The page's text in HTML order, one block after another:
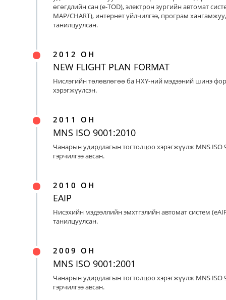
өгөгдлийн сан (e-TOD), электрон зургийн автомат
MAP/CHART), интернет үйлчилгээ, програм
танилцуулсан.
2012 ОН
NEW FLIGHT PLAN FORMAT
Нислэгийн төлөвлөгөө ба НХҮ-ний мэдээний шинэ
хэрэгжүүлсэн.
2011 ОН
MNS ISO 9001:2010
Чанарын удирдлагын тогтолцоо хэрэгжүүлж MNS ISO
гэрчилгээ авсан.
2010 ОН
EAIP
Нисэхийн мэдээллийн эмхтгэлийн автомат систем
танилцуулсан.
2009 ОН
MNS ISO 9001:2001
Чанарын удирдлагын тогтолцоо хэрэгжүүлж MNS ISO
гэрчилгээ авсан.